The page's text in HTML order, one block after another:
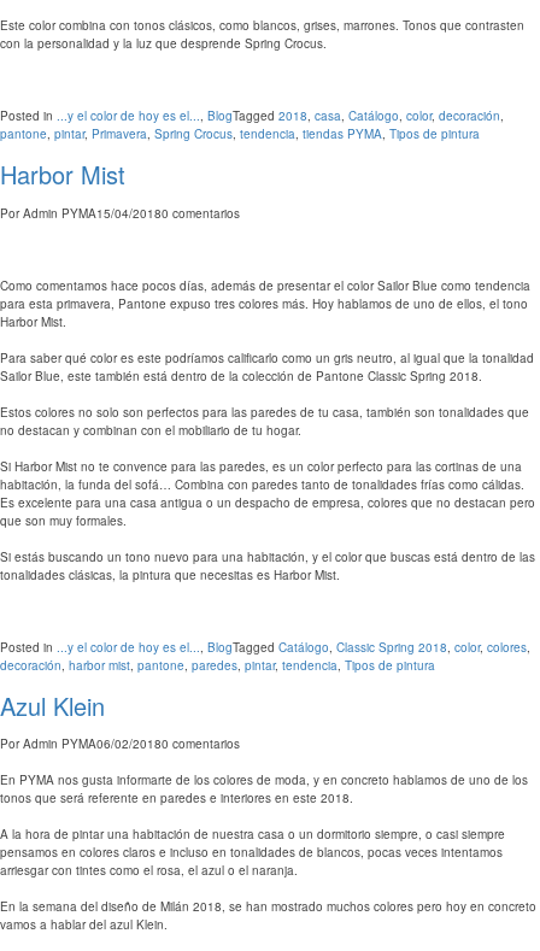
Este color combina con tonos clásicos, como blancos, grises, marrones. Tonos que contrasten
con la personalidad y la luz que desprende Spring Crocus.
Posted in ...y el color de hoy es el..., BlogTagged 2018, casa, Catálogo, color, decoración,
pantone, pintar, Primavera, Spring Crocus, tendencia, tiendas PYMA, Tipos de pintura
Harbor Mist
PorAdmin PYMA15/04/20180 comentarios
Como comentamos hace pocos días, además de presentar el color Sailor Blue como tendencia
para esta primavera, Pantone expuso tres colores más. Hoy hablamos de uno de ellos, el tono
Harbor Mist.
Para saber qué color es este podríamos calificarlo como un gris neutro, al igual que la tonalidad
Sailor Blue, este también está dentro de la colección de Pantone Classic Spring 2018.
Estos colores no solo son perfectos para las paredes de tu casa, también son tonalidades que
no destacan y combinan con el mobiliario de tu hogar.
Si Harbor Mist no te convence para las paredes, es un color perfecto para las cortinas de una
habitación, la funda del sofá… Combina con paredes tanto de tonalidades frías como cálidas.
Es excelente para una casa antigua o un despacho de empresa, colores que no destacan pero
que son muy formales.
Si estás buscando un tono nuevo para una habitación, y el color que buscas está dentro de las
tonalidades clásicas, la pintura que necesitas es Harbor Mist.
Posted in ...y el color de hoy es el... BlogTagged Catálogo Classic Spring 2018 color, colores
decoración harbor mist pantone paredes pintar, tendencia Tipos de pintura
Azul Klein
PorAdmin PYMA06/02/20180 comentarios
En PYMA nos gusta informarte de los colores de moda, y en concreto hablamos de uno de los
tonos que será referente en paredes e interiores en este 2018.
A la hora de pintar una habitación de nuestra casa o un dormitorio siempre, o casi siempre
pensamos en colores claros e incluso en tonalidades de blancos, pocas veces intentamos
arriesgar con tintes como el rosa, el azul o el naranja.
En la semana del diseño de Milán 2018, se han mostrado muchos colores pero hoy en concreto
vamos a hablar del azul Klein.